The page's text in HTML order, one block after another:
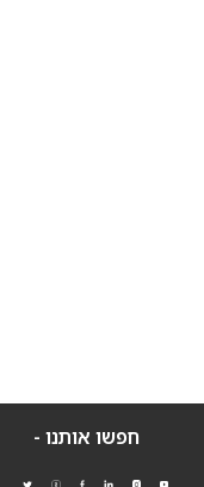
חפשו אותנו -